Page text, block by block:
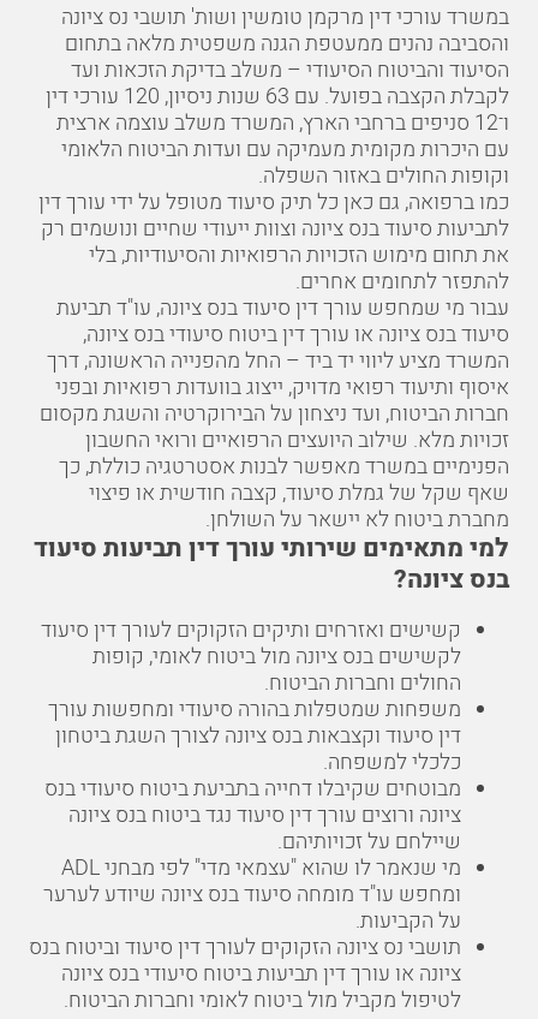
במשרד עורכי דין מרקמן טומשין ושות' תושבי נס ציונה
והסביבה נהנים ממעטפת הגנה משפטית מלאה בתחום
הסיעוד והביטוח הסיעודי – משלב בדיקת הזכאות ועד
לקבלת הקצבה בפועל. עם 63 שנות ניסיון, 120 עורכי דין
ו־12 סניפים ברחבי הארץ, המשרד משלב עוצמה ארצית
עם היכרות מקומית מעמיקה עם ועדות הביטוח הלאומי
וקופות החולים באזור השפלה.
כמו ברפואה, גם כאן כל תיק סיעוד מטופל על ידי עורך דין
לתביעות סיעוד בנס ציונה וצוות ייעודי שחיים ונושמים רק
את תחום מימוש הזכויות הרפואיות והסיעודיות, בלי
להתפזר לתחומים אחרים.
עבור מי שמחפש עורך דין סיעוד בנס ציונה, עו"ד תביעת
סיעוד בנס ציונה או עורך דין ביטוח סיעודי בנס ציונה,
המשרד מציע ליווי יד ביד – החל מהפנייה הראשונה, דרך
איסוף ותיעוד רפואי מדויק, ייצוג בוועדות רפואיות ובפני
חברות הביטוח, ועד ניצחון על הבירוקרטיה והשגת מקסום
זכויות מלא. שילוב היועצים הרפואיים ורואי החשבון
הפנימיים במשרד מאפשר לבנות אסטרטגיה כוללת, כך
שאף שקל של גמלת סיעוד, קצבה חודשית או פיצוי
מחברת ביטוח לא יישאר על השולחן.
למי מתאימים שירותי עורך דין תביעות סיעוד
בנס ציונה?
קשישים ואזרחים ותיקים הזקוקים לעורך דין סיעוד
לקשישים בנס ציונה מול ביטוח לאומי, קופות
החולים וחברות הביטוח.
משפחות שמטפלות בהורה סיעודי ומחפשות עורך
דין סיעוד וקצבאות בנס ציונה לצורך השגת ביטחון
כלכלי למשפחה.
מבוטחים שקיבלו דחייה בתביעת ביטוח סיעודי בנס
ציונה ורוצים עורך דין סיעוד נגד ביטוח בנס ציונה
שיילחם על זכויותיהם.
מי שנאמר לו שהוא "עצמאי מדי" לפי מבחני ADL
ומחפש עו"ד מומחה סיעוד בנס ציונה שיודע לערער
על הקביעות.
תושבי נס ציונה הזקוקים לעורך דין סיעוד וביטוח בנס
ציונה או עורך דין תביעות ביטוח סיעודי בנס ציונה
לטיפול מקביל מול ביטוח לאומי וחברות הביטוח.